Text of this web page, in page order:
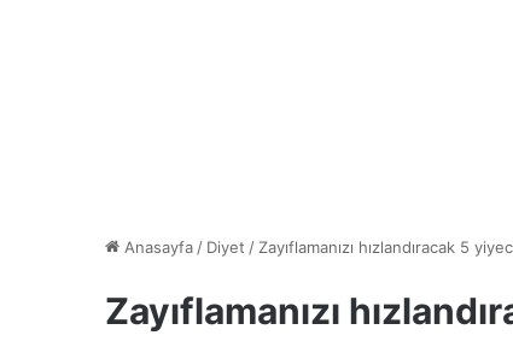
Anasayfa / Diyet / Zayıflamanızı hızlandıracak 5
Zayıflamanızı